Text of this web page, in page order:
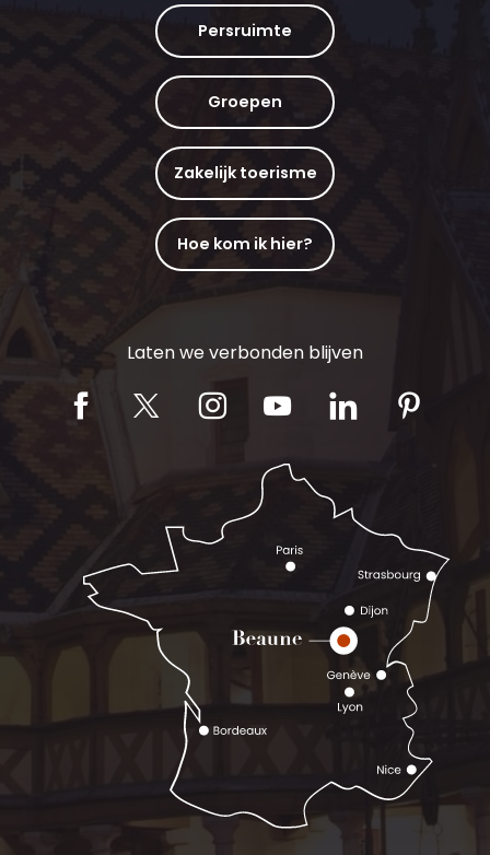
Persruimte
Groepen
Zakelijk toerisme
Hoe kom ik hier?
Laten we verbonden blijven